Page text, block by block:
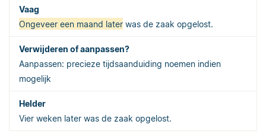
Ongeveer een maand later was de zaak opgelost.
Aanpassen: precieze tijdsaanduiding noemen indien
mogelijk
Vier weken later was de zaak opgelost.